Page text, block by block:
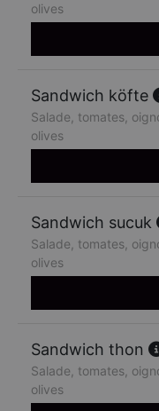
olives
Sandwich köfte
Salade, tomates,
olives
Sandwich sucuk
Salade, tomates,
olives
Sandwich thon
Salade, tomates,
olives